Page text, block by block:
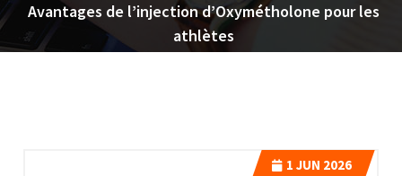
Avantages de l’injection d’Oxymétholone pour les
athlètes
1 JUN 2026